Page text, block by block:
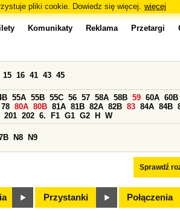
pliki cookie. Dowiedz się więcej. więcej
Komunikaty Reklama Przetargi
Sprawdź
15 16 41 43 45
55A 55B 55C 56 57 58A 58B 59 60A 60B
78 80A 80B 81A 81B 82A 82B 83 84A 84B
201 202 6. F1 G1 G2 H W
N8 N9
Przystanki Połączenia